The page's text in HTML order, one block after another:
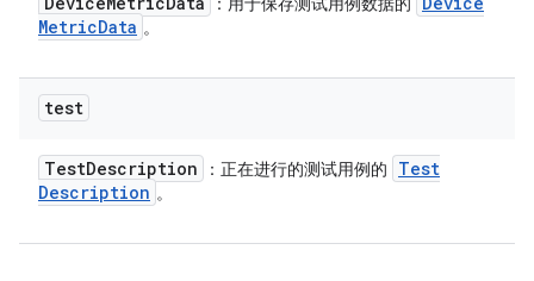
MetricData 。
test
TestDescription ：正在进行的测试用例的
Test
Description 。